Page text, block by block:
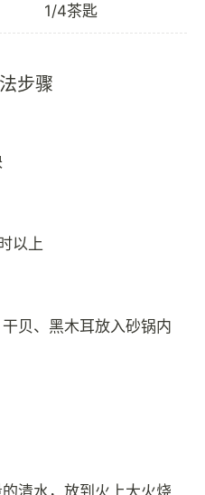
1/4茶匙
步骤
以上
贝、黑木耳放入砂锅内
清水，放到火上大火烧